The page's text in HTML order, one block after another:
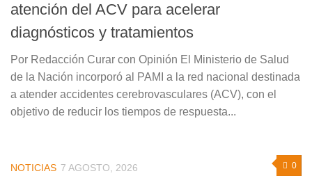
atención del ACV para acelerar
diagnósticos y tratamientos
Por Redacción Curar con Opinión El Ministerio de Salud
de la Nación incorporó al PAMI a la red nacional destinada
a atender accidentes cerebrovasculares (ACV), con el
objetivo de reducir los tiempos de respuesta...
0
NOTICIAS 7 AGOSTO, 2026